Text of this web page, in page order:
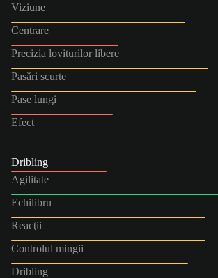
Viziune
Centrare
Precizia loviturilor libere
Pasări scurte
Pase lungi
Efect
Dribling
Agilitate
Echilibru
Reacţii
Controlul mingii
Dribling